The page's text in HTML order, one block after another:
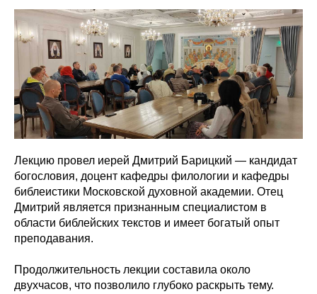
Лекцию провел иерей Дмитрий Барицкий — кандидат
богословия, доцент кафедры филологии и кафедры
библеистики Московской духовной академии. Отец
Дмитрий является признанным специалистом в
области библейских текстов и имеет богатый опыт
преподавания.
Продолжительность лекции составила около
двухчасов, что позволило глубоко раскрыть тему.